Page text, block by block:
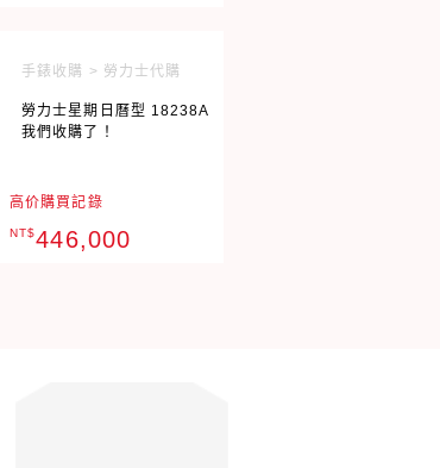
手錶收購 > 勞力士代購
勞力士星期日曆型 18238A
我們收購了！
高价購買記錄
NT$446,000